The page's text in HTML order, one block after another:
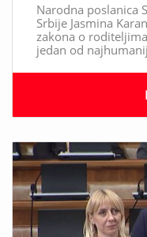
Narodna poslanica
Srbije Jasmina
zakona o
jedan od